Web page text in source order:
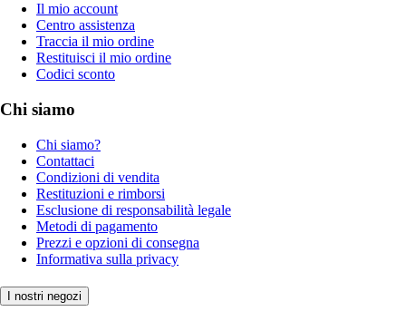
Il mio account
Centro assistenza
Traccia il mio ordine
Restituisci il mio ordine
Codici sconto
Chi siamo
Chi siamo?
Contattaci
Condizioni di vendita
Restituzioni e rimborsi
Esclusione di responsabilità legale
Metodi di pagamento
Prezzi e opzioni di consegna
Informativa sulla privacy
I nostri negozi